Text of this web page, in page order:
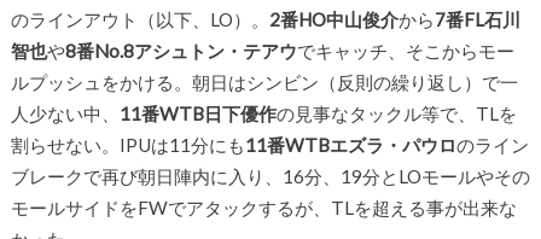
のラインアウト（以下、LO）。 2番HO中山俊介から7番FL石川
智也や8番No.8アシュトン・テアウでキャッチ、そこからモー
ルプッシュをかける。朝日はシンビン（反則の繰り返し）で一
人少ない中、 11番WTB日下優作の見事なタックル等で、TLを
割らせない。IPUは11分にも11番WTBエズラ・パウロのライン
ブレークで再び朝日陣内に入り、16分、19分とLOモールやその
モールサイドをFWでアタックするが、TLを超える事が出来な